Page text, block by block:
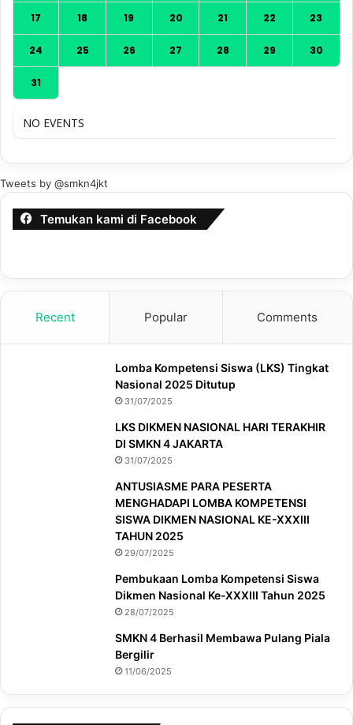
17 18 19 20 21 22 23
24 25 26 27 28 29 30
31
NO EVENTS
Tweets by @smkn4jkt
Temukan kami di Facebook
Recent Popular Comments
Lomba Kompetensi Siswa (LKS) Tingkat
Nasional 2025 Ditutup
31/07/2025
LKS DIKMEN NASIONAL HARI TERAKHIR
DI SMKN 4 JAKARTA
31/07/2025
ANTUSIASME PARA PESERTA
MENGHADAPI LOMBA KOMPETENSI
SISWA DIKMEN NASIONAL KE-XXXIII
TAHUN 2025
29/07/2025
Pembukaan Lomba Kompetensi Siswa
Dikmen Nasional Ke-XXXIII Tahun 2025
28/07/2025
SMKN 4 Berhasil Membawa Pulang Piala
Bergilir
11/06/2025